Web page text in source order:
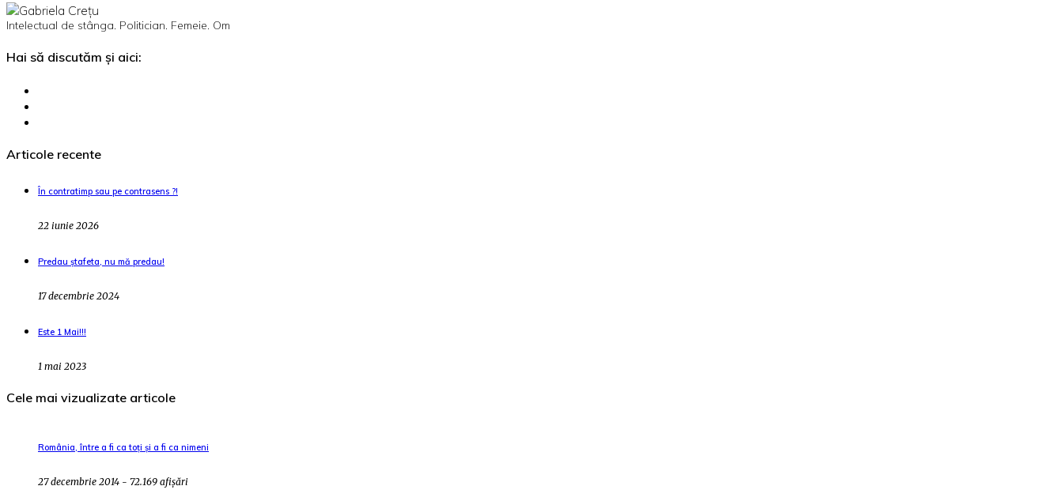
Intelectual de stânga. Politician. Femeie. Om
Hai să discutăm și aici:
Articole recente
În contratimp sau pe contrasens ?!
22 iunie 2026
Predau ștafeta, nu mă predau!
17 decembrie 2024
Este 1 Mai!!!
1 mai 2023
Cele mai vizualizate articole
România, între a fi ca toți și a fi ca nimeni
27 decembrie 2014 - 72.169 afișări